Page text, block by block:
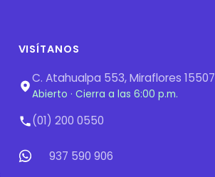
VISÍTANOS
C. Atahualpa 553, Miraflores 15507
Abierto · Cierra a las 6:00 p.m.
(01) 200 0550
937 590 906